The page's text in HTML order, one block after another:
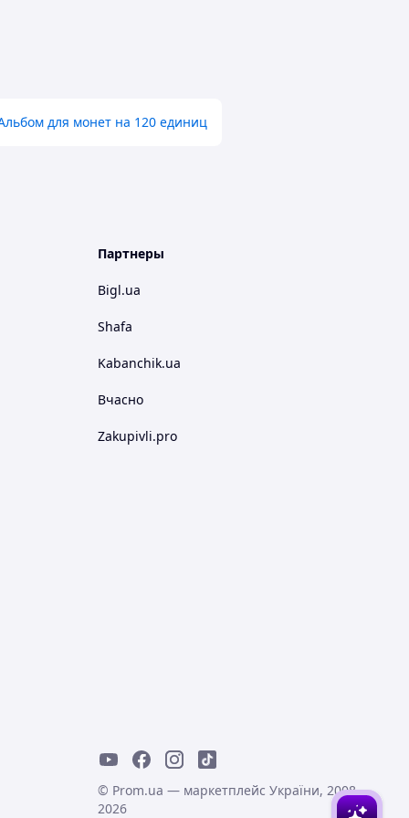
для монет на 120 единиц
Партнеры
Bigl.ua
Shafa
Kabanchik.ua
Вчасно
Zakupivli.pro
© Prom.ua — маркетплейс України, 2008-
2026